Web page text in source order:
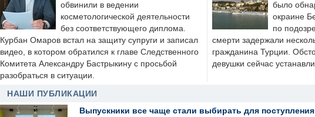
обвинили в ведении
косметологической деятельности
без соответствующего диплома.
Курбан Омаров встал на защиту супруги и записал
видео, в котором обратился к главе Следственного
Комитета Александру Бастрыкину с просьбой
разобраться в ситуации.
было
окраине
по
смерти задержали
гражданина Турции.
девушки сейчас
НАШИ ПУБЛИКАЦИИ
Выпускники все чаще стали выбирать для